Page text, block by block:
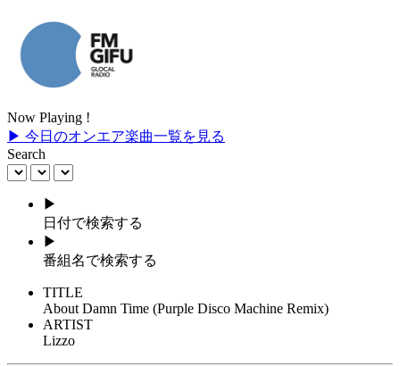
Now Playing !
▶ 今日のオンエア楽曲一覧を見る
Search
▶
日付で検索する
▶
番組名で検索する
TITLE
About Damn Time (Purple Disco Machine Remix)
ARTIST
Lizzo